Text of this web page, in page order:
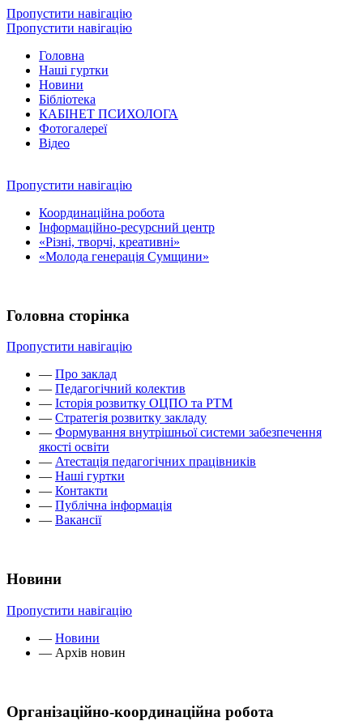
Пропустити навігацію
Пропустити навігацію
Головна
Наші гуртки
Новини
Бібліотека
КАБІНЕТ ПСИХОЛОГА
Фотогалереї
Відео
Пропустити навігацію
Координаційна робота
Інформаційно-ресурсний центр
«Різні, творчі, креативні»
«Молода генерація Сумщини»
Головна сторінка
Пропустити навігацію
— Про заклад
— Педагогічний колектив
— Історія розвитку ОЦПО та РТМ
— Стратегія розвитку закладу
— Формування внутрішньої системи забезпечення
якості освіти
— Атестація педагогічних працівників
— Наші гуртки
— Контакти
— Публічна інформація
— Вакансії
Новини
Пропустити навігацію
— Новини
— Архів новин
Організаційно-координаційна робота